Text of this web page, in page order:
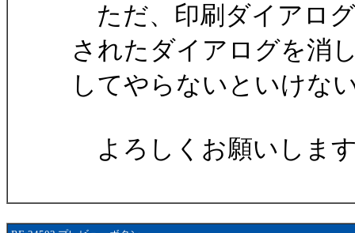
ただ、印刷ダイアロ
されたダイアログを消
してやらないといけな
よろしくお願いしま